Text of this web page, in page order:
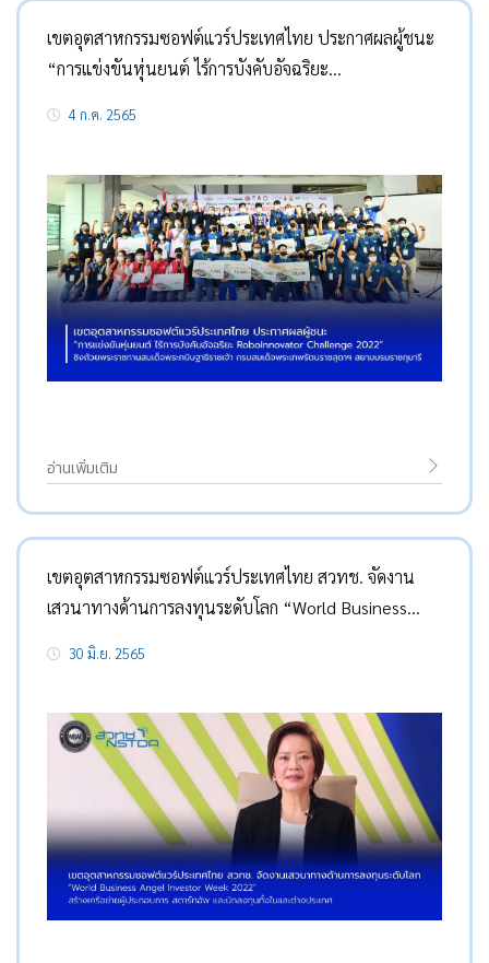
เขตอุตสาหกรรมซอฟต์แวร์ประเทศไทย ประกาศผลผู้ชนะ
“การแข่งขันหุ่นยนต์ ไร้การบังคับอัจฉริยะ
4 ก.ค. 2565
อ่านเพิ่มเติม
เขตอุตสาหกรรมซอฟต์แวร์ประเทศไทย สวทช. จัดงาน
เสวนาทางด้านการลงทุนระดับโลก “World Business
30 มิ.ย. 2565